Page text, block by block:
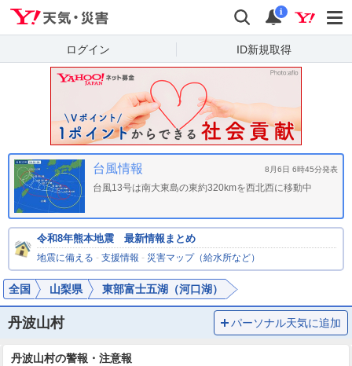
検索 通知
i
ログイン ID新規取得
台風情報 8月6日 6時45分発表
台風13号は南大東島の東約320kmを西北西に移動中
令和8年熊本地震 最新情報まとめ
地震に備える - 支援情報 - 災害マップ（給水所など）
全国 山梨県 東部富士五湖（河口湖）
丹波山村 パーソナル天気に追加
丹波山村の警報・注意報